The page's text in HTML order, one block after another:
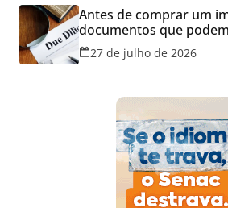
Antes de comprar um
documentos que
disputas na justiça
27 de julho de 2026